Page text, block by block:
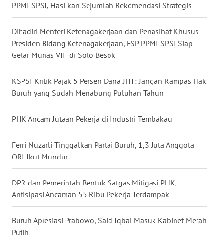
PPMI SPSI, Hasilkan Sejumlah Rekomendasi Strategis
Dihadiri Menteri Ketenagakerjaan dan Penasihat Khusus
Presiden Bidang Ketenagakerjaan, FSP PPMI SPSI Siap
Gelar Munas VIII di Solo Besok
KSPSI Kritik Pajak 5 Persen Dana JHT: Jangan Rampas Hak
Buruh yang Sudah Menabung Puluhan Tahun
PHK Ancam Jutaan Pekerja di Industri Tembakau
Ferri Nuzarli Tinggalkan Partai Buruh, 1,3 Juta Anggota
ORI Ikut Mundur
DPR dan Pemerintah Bentuk Satgas Mitigasi PHK,
Antisipasi Ancaman 55 Ribu Pekerja Terdampak
Buruh Apresiasi Prabowo, Said Iqbal Masuk Kabinet Merah
Putih
WN
JOGJA
WN
JATIM
WN
BALI
WN
KALBAR
WN
KALTENG
WN